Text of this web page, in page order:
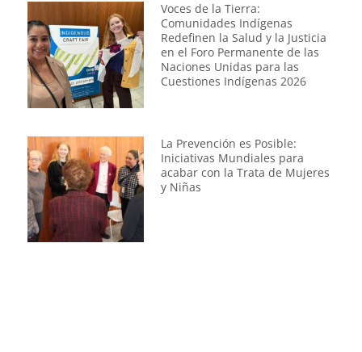
Voces de la Tierra:
Comunidades Indígenas
Redefinen la Salud y la Justicia
en el Foro Permanente de las
Naciones Unidas para las
Cuestiones Indígenas 2026
La Prevención es Posible:
Iniciativas Mundiales para
acabar con la Trata de Mujeres
y Niñas